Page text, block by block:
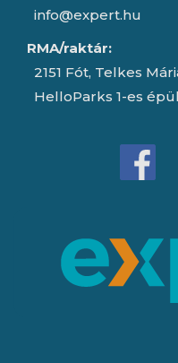
info@expert.hu
RMA/raktár:
2151 Fót, Telkes
HelloParks 1-es